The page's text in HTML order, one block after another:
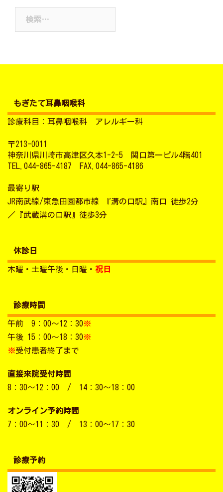
もぎたて耳鼻咽喉科
診療科目：耳鼻咽喉科 アレルギー科
〒213-0011
神奈川県川崎市高津区久本1-2-5 関口第一ビル4階401
TEL.044-865-4187 FAX.044-865-4186
最寄り駅
JR南武線/東急田園都市線 『溝の口駅』南口 徒歩2分
／『武蔵溝の口駅』徒歩3分
休診日
木曜・土曜午後・日曜・ 祝日
診療時間
午前 9：00～12：30※
午後 15：00～18：30※
※受付患者終了まで
直接来院受付時間
8：30～12：00 / 14：30～18：00
オンライン予約時間
7：00～11：30 / 13：00～17：30
診療予約